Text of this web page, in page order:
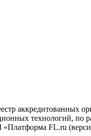
аккредитованных
технологий, по
FL.ru